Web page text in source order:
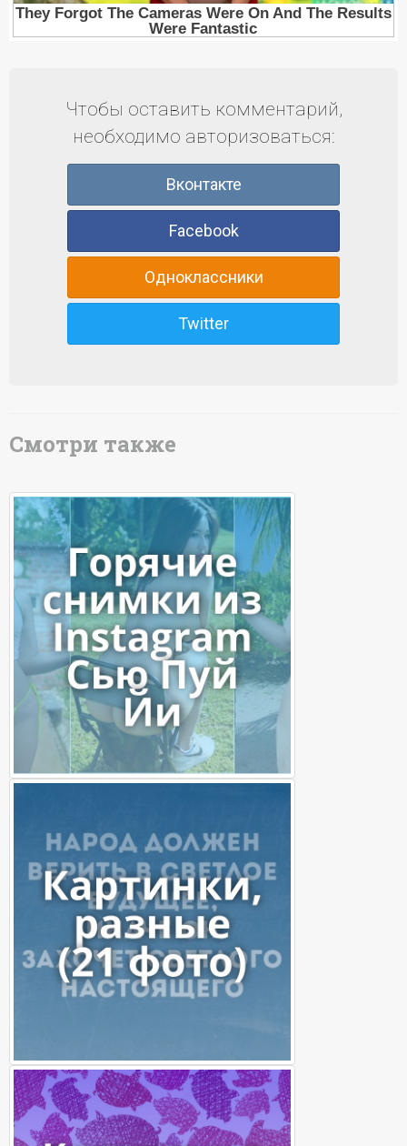
Чтобы оставить комментарий,
необходимо авторизоваться:
Вконтакте
Facebook
Одноклассники
Twitter
Смотри также